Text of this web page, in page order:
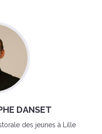
DANSET
des jeunes à Lille